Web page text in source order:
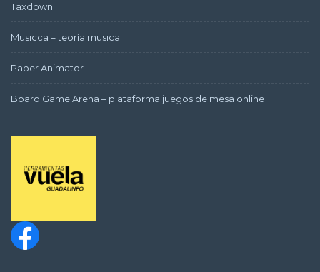
Taxdown
Musicca – teoría musical
Paper Animator
Board Game Arena – plataforma juegos de mesa online